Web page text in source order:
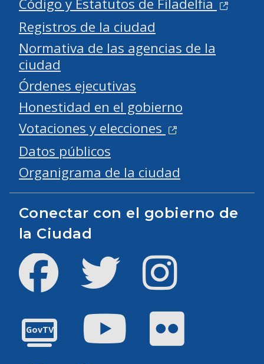
Código y Estatutos de Filadelfia
Registros de la ciudad
Normativa de las agencias de la
ciudad
Órdenes ejecutivas
Honestidad en el gobierno
Votaciones y elecciones
Datos públicos
Organigrama de la ciudad
Conectar con el gobierno de
la Ciudad
Facebook Twitter
GovTV
YouTube